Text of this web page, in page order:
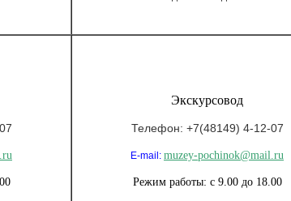
Экскурсовод
Телефон: +7(48149) 4-12-07
E-mail: muzey-pochinok@mail.ru
Режим работы: с 9.00 до 18.00